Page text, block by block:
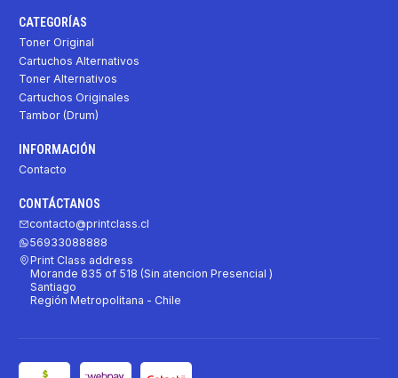
CATEGORÍAS
Toner Original
Cartuchos Alternativos
Toner Alternativos
Cartuchos Originales
Tambor (Drum)
INFORMACIÓN
Contacto
CONTÁCTANOS
contacto@printclass.cl
56933088888
Print Class address
Morande 835 of 518 (Sin atencion Presencial )
Santiago
Región Metropolitana - Chile